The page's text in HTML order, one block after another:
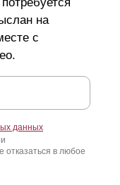
на
с
данных
в любое